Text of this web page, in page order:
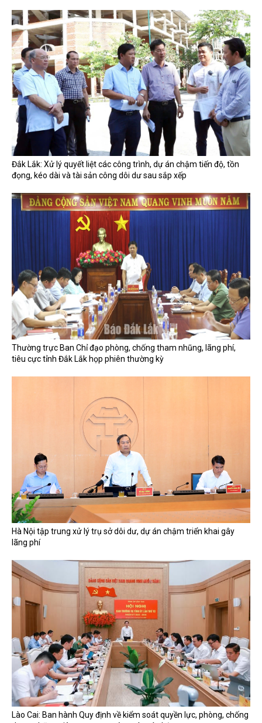
Đắk Lắk: Xử lý quyết liệt các công trình, dự án chậm tiến độ, tồn
đọng, kéo dài và tài sản công dôi dư sau sắp xếp
Thường trực Ban Chỉ đạo phòng, chống tham nhũng, lãng phí,
tiêu cực tỉnh Đắk Lắk họp phiên thường kỳ
Hà Nội tập trung xử lý trụ sở dôi dư, dự án chậm triển khai gây
lãng phí
Lào Cai: Ban hành Quy định về kiểm soát quyền lực, phòng, chống